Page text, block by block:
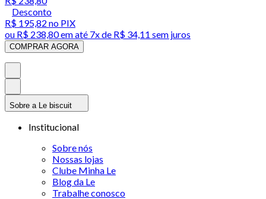
Desconto
R$ 195,82 no PIX
ou R$ 238,80em até 7x de R$ 34,11 sem juros
COMPRAR AGORA
Sobre a Le biscuit
Institucional
Sobre nós
Nossas lojas
Clube Minha Le
Blog da Le
Trabalhe conosco